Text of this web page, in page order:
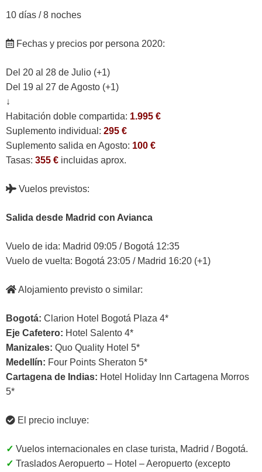
10 días / 8 noches
Fechas y precios por persona 2020:
Del 20 al 28 de Julio (+1)
Del 19 al 27 de Agosto (+1)
↓
Habitación doble compartida: 1.995 €
Suplemento individual: 295 €
Suplemento salida en Agosto: 100 €
Tasas: 355 € incluidas aprox.
Vuelos previstos:
Salida desde Madrid con Avianca
Vuelo de ida: Madrid 09:05 / Bogotá 12:35
Vuelo de vuelta: Bogotá 23:05 / Madrid 16:20 (+1)
Alojamiento previsto o similar:
Bogotá: Clarion Hotel Bogotá Plaza 4*
Eje Cafetero: Hotel Salento 4*
Manizales: Quo Quality Hotel 5*
Medellín: Four Points Sheraton 5*
Cartagena de Indias: Hotel Holiday Inn Cartagena Morros
5*
El precio incluye:
✓ Vuelos internacionales en clase turista, Madrid / Bogotá.
✓ Traslados Aeropuerto – Hotel – Aeropuerto (excepto